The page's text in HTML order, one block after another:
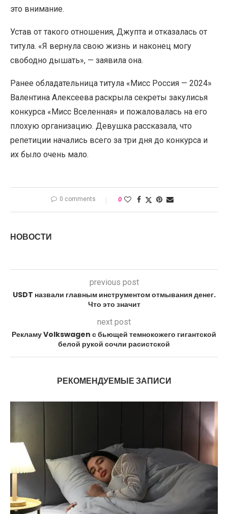
это внимание.
Устав от такого отношения, Джупта и отказалась от
титула. «Я вернула свою жизнь и наконец могу
свободно дышать», — заявила она.
Ранее обладательница титула «Мисс Россия — 2024»
Валентина Алексеева раскрыла секреты закулисья
конкурса «Мисс Вселенная» и пожаловалась на его
плохую организацию. Девушка рассказала, что
репетиции начались всего за три дня до конкурса и
их было очень мало.
0 comments 0
НОВОСТИ
previous post
USDT назвали главным инструментом отмывания денег.
Что это значит
next post
Рекламу Volkswagen с бьющей темнокожего гигантской
белой рукой сочли расистской
РЕКОМЕНДУЕМЫЕ ЗАПИСИ